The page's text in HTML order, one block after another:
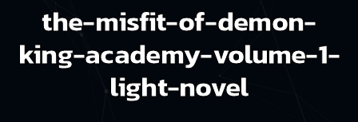
the-misfit-of-demon-
king-academy-volume-1-
light-novel